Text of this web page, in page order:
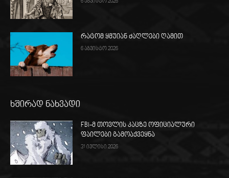
6 აგვისტო 2026
რატომ ყმუიან ძაღლები ღამით
6 აგვისტო 2026
ხშირად ნახვადი
FBI-მ თოვლის კაცზე ოფიციალური
ფაილები გამოაქვეყნა
31 ივლისი 2026